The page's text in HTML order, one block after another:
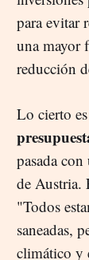
para evitar
una mayor
reducción
Lo cierto
pasada
de Austria.
"Todos
saneadas,
climático y